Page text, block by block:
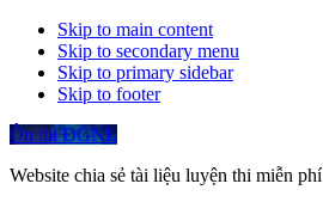
Skip to main content
Skip to secondary menu
Skip to primary sidebar
Skip to footer
Ôn thi ĐGNL
Website chia sẻ tài liệu luyện thi miễn phí